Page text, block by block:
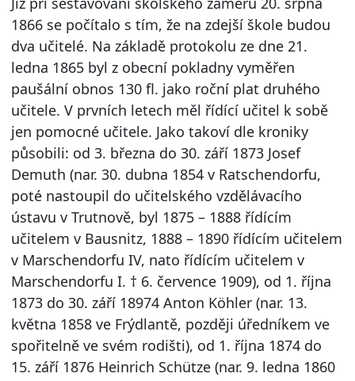
1866 se počítalo s tím, že na zdejší škole budou
dva učitelé. Na základě protokolu ze dne 21.
ledna 1865 byl z obecní pokladny vyměřen
paušální obnos 130 fl. jako roční plat druhého
učitele. V prvních letech měl řídící učitel k sobě
jen pomocné učitele. Jako takoví dle kroniky
působili: od 3. března do 30. září 1873 Josef
Demuth (nar. 30. dubna 1854 v Ratschendorfu,
poté nastoupil do učitelského vzdělávacího
ústavu v Trutnově, byl 1875 – 1888 řídícím
učitelem v Bausnitz, 1888 – 1890 řídícím učitelem
v Marschendorfu IV, nato řídícím učitelem v
Marschendorfu I. † 6. července 1909), od 1. října
1873 do 30. září 18974 Anton Köhler (nar. 13.
května 1858 ve Frýdlantě, později úředníkem ve
spořitelně ve svém rodišti), od 1. října 1874 do
15. září 1876 Heinrich Schütze (nar. 9. ledna 1860